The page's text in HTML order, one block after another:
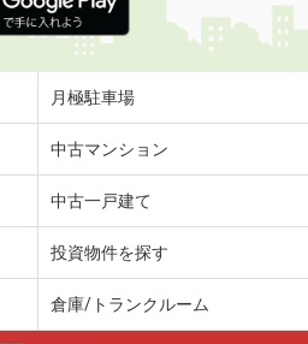
万円
分県大分市三川下１
6.85万円
月極駐車場
中古マンション
中古一戸建て
投資物件を探す
倉庫/トランクルーム